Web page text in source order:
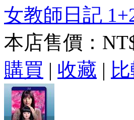
女教師日記
本店售價：
購買 | 收藏 |